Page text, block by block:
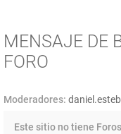
MENSAJE DE
FORO
Moderadores:
Este sitio no tiene Foros